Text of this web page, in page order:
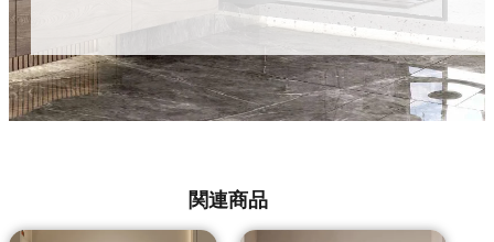
関連商品